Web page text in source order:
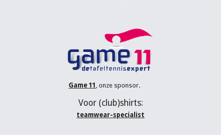
Game 11 , onze sponsor.
Voor (club)shirts:
teamwear-specialist